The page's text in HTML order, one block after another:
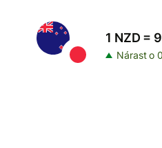
1 NZD =
Nárast o